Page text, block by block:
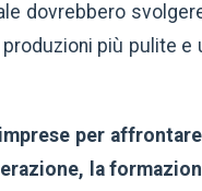
dovrebbero
più pulite e
per
la